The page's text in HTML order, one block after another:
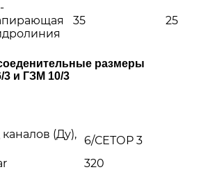
35 25
размеры
3 и ГЗМ 10/3
(Ду), 6/СЕТОР 3
320